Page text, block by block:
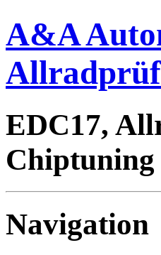
A&A
EDC17,
Chiptuning
Navigation